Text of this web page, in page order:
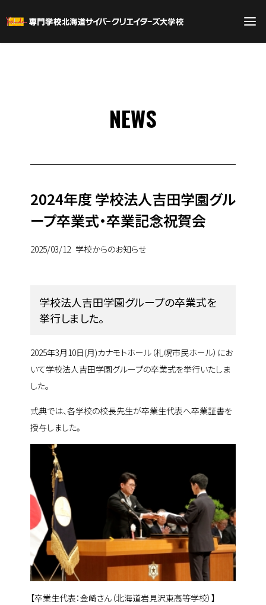
NEWS
2024年度 学校法人吉田学園グル
ープ卒業式・卒業記念祝賀会
2025/03/12 学校からのお知らせ
学校法人吉田学園グループの卒業式を
挙行しました。
2025年3月10日(月)カナモトホール（札幌市民ホール）にお
いて学校法人吉田学園グループの卒業式を挙行いたしま
した。
式典では、各学校の校長先生が卒業生代表へ卒業証書を
授与しました。
【卒業生代表：金崎さん（北海道岩見沢東高等学校）】